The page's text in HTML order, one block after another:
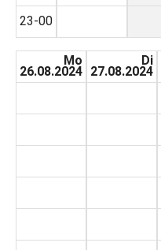
23-00
Mo
26.08.2024
Di
27.08.2024